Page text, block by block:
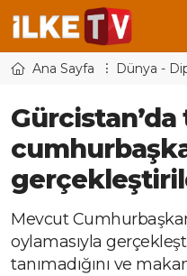
Ana Sayfa Dünya -
Gürcistan’da
Mevcut
oylamasıyla
tanımadığını ve